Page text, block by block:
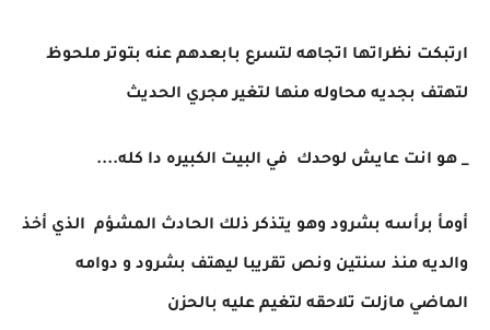
ارتبكت نظراتها اتجاهه لتسرع بابعدهم عنه بتوتر ملحوظ
لتهتف بجديه محاوله منها لتغير مجري الحديث
_ هو انت عايش لوحدك في البيت الكبيره دا كله....
أومأ برأسه بشرود وهو يتذكر ذلك الحادث المشؤم الذي أخذ
والديه منذ سنتين ونص تقريبا ليهتف بشرود و دوامه
الماضي مازلت تلاحقه لتغيم عليه بالحزن